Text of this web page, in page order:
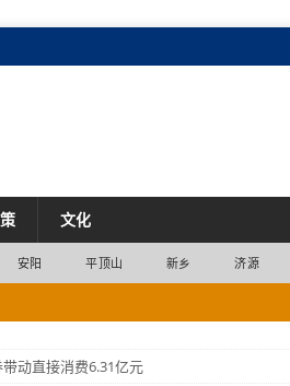
文化
安阳 平顶山 新乡 济源
动直接消费6.31亿元